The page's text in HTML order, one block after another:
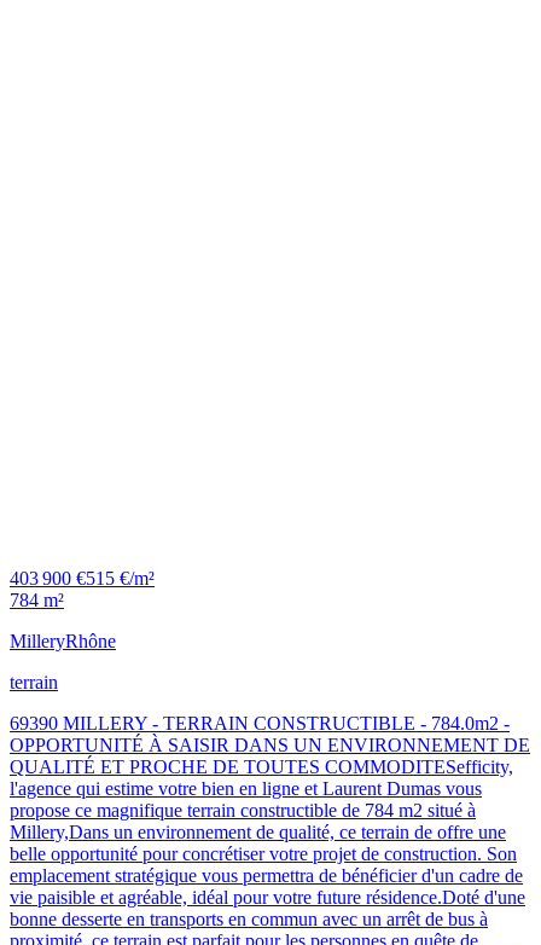
403 900 €515 €/m²
784 m²
MilleryRhône
terrain
69390 MILLERY - TERRAIN CONSTRUCTIBLE - 784.0m2 -
OPPORTUNITÉ À SAISIR DANS UN ENVIRONNEMENT DE
QUALITÉ ET PROCHE DE TOUTES COMMODITESefficity,
l'agence qui estime votre bien en ligne et Laurent Dumas vous
propose ce magnifique terrain constructible de 784 m2 situé à
Millery,Dans un environnement de qualité, ce terrain de offre une
belle opportunité pour concrétiser votre projet de construction. Son
emplacement stratégique vous permettra de bénéficier d'un cadre de
vie paisible et agréable, idéal pour votre future résidence.Doté d'une
bonne desserte en transports en commun avec un arrêt de bus à
proximité, ce terrain est parfait pour les personnes en quête de